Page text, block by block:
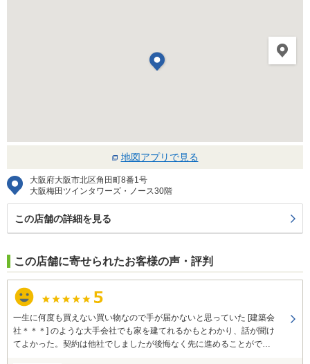
地図アプリで見る
大阪府大阪市北区角田町8番1号
大阪梅田ツインタワーズ・ノース30階
この店舗の詳細を見る
この店舗に寄せられたお客様の声・評判
一生に何度も買えない買い物なので手が届かないと思っていた [建築会
社＊＊＊] のような大手会社でも家を建てれるかもとわかり、話が聞け
てよかった。契約は他社でしましたが後悔なく先に進めることがで